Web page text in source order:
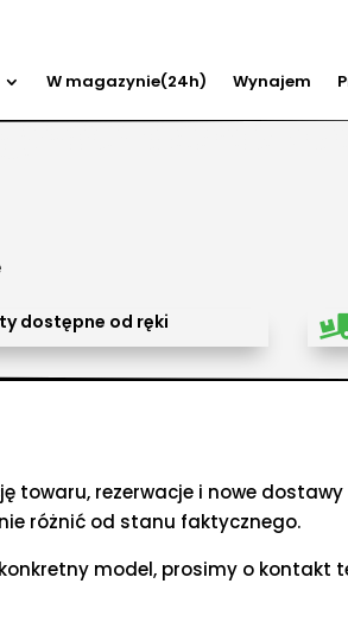
W magazynie(24h) Wynajem
dmuchane, namioty dmuchane, hale namiotowe,
dostępne od ręki 
towaru, rezerwacje i nowe
różnić od stanu faktycznego.
model, prosimy o kontakt